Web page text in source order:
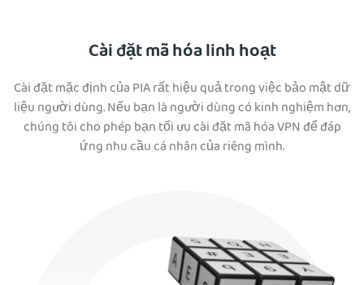
Cài đặt mã hóa linh hoạt
Cài đặt mặc định của PIA rất hiệu quả trong việc bảo mật dữ
liệu người dùng. Nếu bạn là người dùng có kinh nghiệm hơn,
chúng tôi cho phép bạn tối ưu cài đặt mã hóa VPN để đáp
ứng nhu cầu cá nhân của riêng mình.